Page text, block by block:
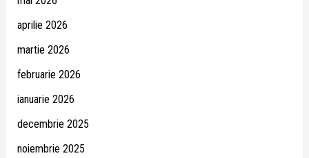
aprilie 2026
martie 2026
februarie 2026
ianuarie 2026
decembrie 2025
noiembrie 2025